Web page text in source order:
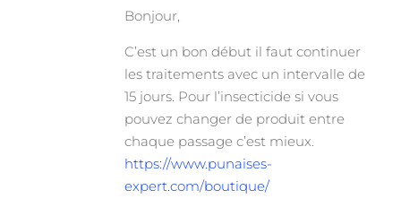
Bonjour,
C’est un bon début il faut continuer
les traitements avec un intervalle de
15 jours. Pour l’insecticide si vous
pouvez changer de produit entre
chaque passage c’est mieux.
https://www.punaises-
expert.com/boutique/